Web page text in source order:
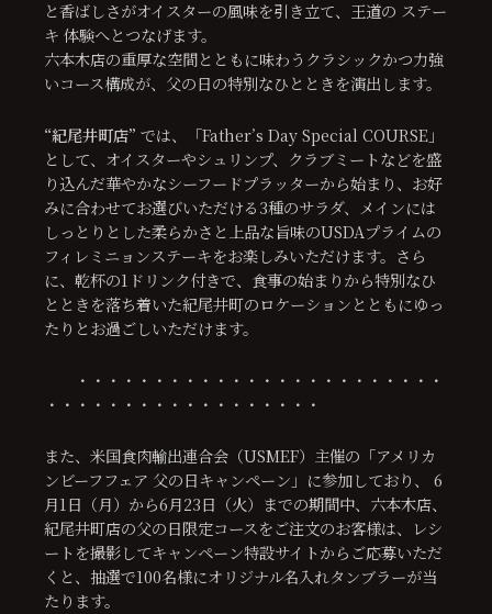
と香ばしさがオイスターの風味を引き立て、王道の ステー
キ 体験へとつなげます。
六本木店の重厚な空間とともに味わうクラシックかつ力強
いコース構成が、父の日の特別なひとときを演出します。
“紀尾井町店” では、「Father’s Day Special COURSE」
として、オイスターやシュリンプ、クラブミートなどを盛
り込んだ華やかなシーフードプラッターから始まり、お好
みに合わせてお選びいただける3種のサラダ、メインには
しっとりとした柔らかさと上品な旨味のUSDAプライムの
フィレミニョンステーキをお楽しみいただけます。さら
に、乾杯の1ドリンク付きで、食事の始まりから特別なひ
とときを落ち着いた紀尾井町のロケーションとともにゆっ
たりとお過ごしいただけます。
・・・・・・・・・・・・・・・・・・・・・・・・
・・・・・・・・・・・・・・・・・・
また、米国食肉輸出連合会（USMEF）主催の「アメリカ
ンビーフフェア 父の日キャンペーン」に参加しており、 6
月1日（月）から6月23日（火）までの期間中、六本木店、
紀尾井町店の父の日限定コースをご注文のお客様は、レシ
ートを撮影してキャンペーン特設サイトからご応募いただ
くと、抽選で100名様にオリジナル名入れタンブラーが当
たります。